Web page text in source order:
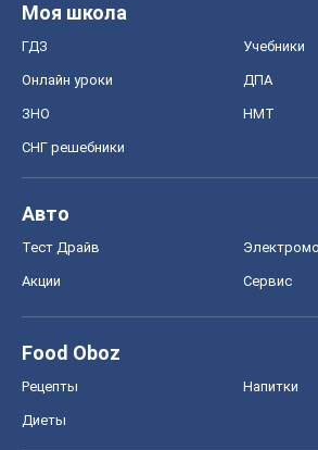
Моя школа
ГДЗ Учебники
Онлайн уроки ДПА
ЗНО НМТ
СНГ решебники
Авто
Тест Драйв
Акции Сервис
Food Oboz
Рецепты Напитки
Диеты